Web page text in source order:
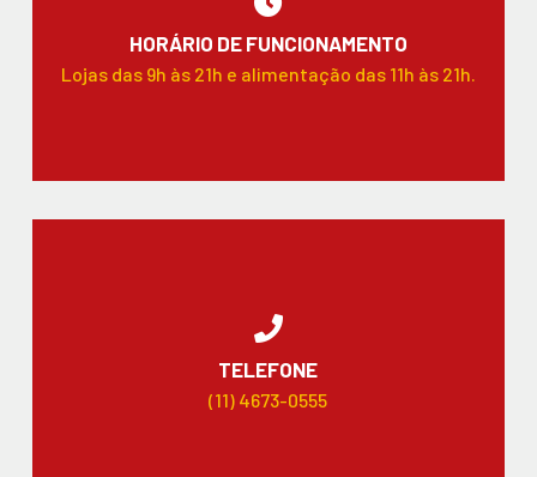
HORÁRIO DE FUNCIONAMENTO
Lojas das 9h às 21h e alimentação das 11h às 21h.
TELEFONE
(11) 4673-0555